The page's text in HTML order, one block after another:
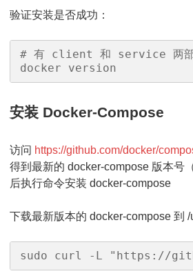
验证安装是否成功：
# 有 client 和 service 两部
docker version
安装 Docker-Compose
访问 https://github.com/docker/
得到最新的 docker-compose 版本号
后执行命令安装 docker-compose
下载最新版本的 docker-compose 到 /
sudo curl -L "https://